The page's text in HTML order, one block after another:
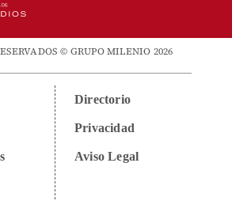
© GRUPO MILENIO 2026
Directorio
Privacidad
Aviso Legal